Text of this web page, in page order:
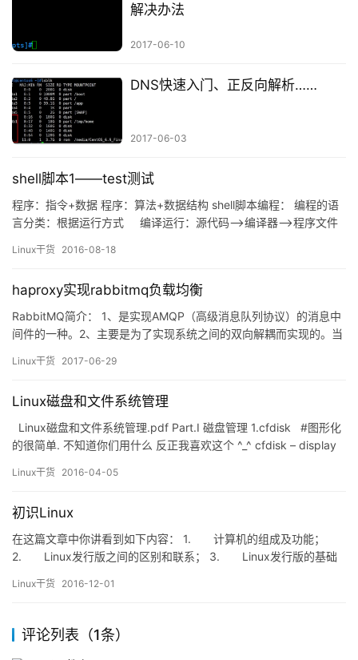
解决办法
2017-06-10
DNS快速入门、正反向解析……
2017-06-03
shell脚本1——test测试
程序：指令+数据 程序：算法+数据结构 shell脚本编程： 编程的语
言分类：根据运行方式 编译运行：源代码——>编译器——>程序文件
根据其编程过程中功能的实现是否调用库还是调用外部…
Linux干货 2016-08-18
haproxy实现rabbitmq负载均衡
RabbitMQ简介： 1、是实现AMQP（高级消息队列协议）的消息中
间件的一种。2、主要是为了实现系统之间的双向解耦而实现的。当
层。保存这个数据。 一般提到 RabbitMQ 和消息，都会用到以下一
序就是一个生产者(produce…
Linux干货 2017-06-29
Linux磁盘和文件系统管理
Linux磁盘和文件系统管理.pdf Part.I 磁盘管理 1.cfdisk #图形化
的很简单. 不知道你们用什么 反正我喜欢这个 ^_^ cfdisk – display
用箭头表示选取，而不是以反白表示 …
Linux干货 2016-04-05
初识Linux
在这篇文章中你讲看到如下内容： 1. 计算机的组成及功能；
2. Linux发行版之间的区别和联系； 3. Linux发行版的基础
Linux干货 2016-12-01
评论列表（1条）